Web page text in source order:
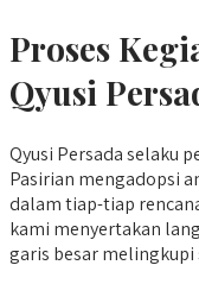
Proses
Qyusi
Qyusi Persada selaku
Pasirian mengadopsi
dalam tiap-tiap
kami menyertakan
garis besar melingkupi